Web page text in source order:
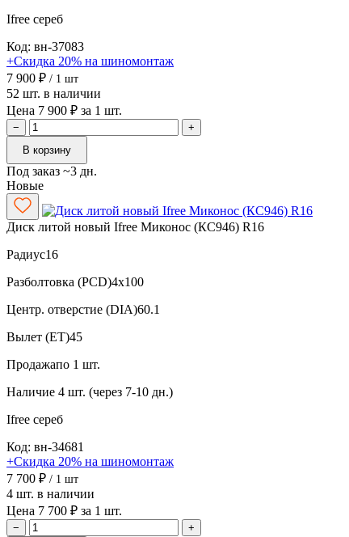
Ifree сереб
Код: вн-37083
+Скидка 20% на шиномонтаж
7 900 ₽ / 1 шт
52 шт. в наличии
Цена 7 900 ₽ за 1 шт.
−
+
В корзину
Под заказ ~3 дн.
Новые
Диск литой новый Ifree Миконос (КС946) R16
Радиус16
Разболтовка (PCD)4x100
Центр. отверстие (DIA)60.1
Вылет (ET)45
Продажапо 1 шт.
Наличие 4 шт. (через 7-10 дн.)
Ifree сереб
Код: вн-34681
+Скидка 20% на шиномонтаж
7 700 ₽ / 1 шт
4 шт. в наличии
Цена 7 700 ₽ за 1 шт.
−
+